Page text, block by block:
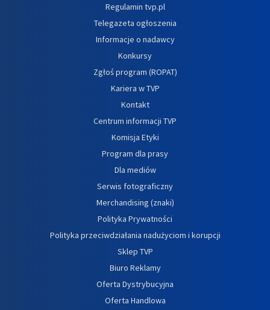
Regulamin tvp.pl
Telegazeta ogłoszenia
Informacje o nadawcy
Konkursy
Zgłoś program (ROPAT)
Kariera w TVP
Kontakt
Centrum informacji TVP
Komisja Etyki
Program dla prasy
Dla mediów
Serwis fotograficzny
Merchandising (znaki)
Polityka Prywatności
Polityka przeciwdziałania nadużyciom i korupcji
Sklep TVP
Biuro Reklamy
Oferta Dystrybucyjna
Oferta Handlowa